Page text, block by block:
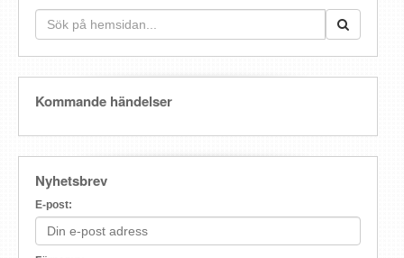
Kommande händelser
Nyhetsbrev
E-post: